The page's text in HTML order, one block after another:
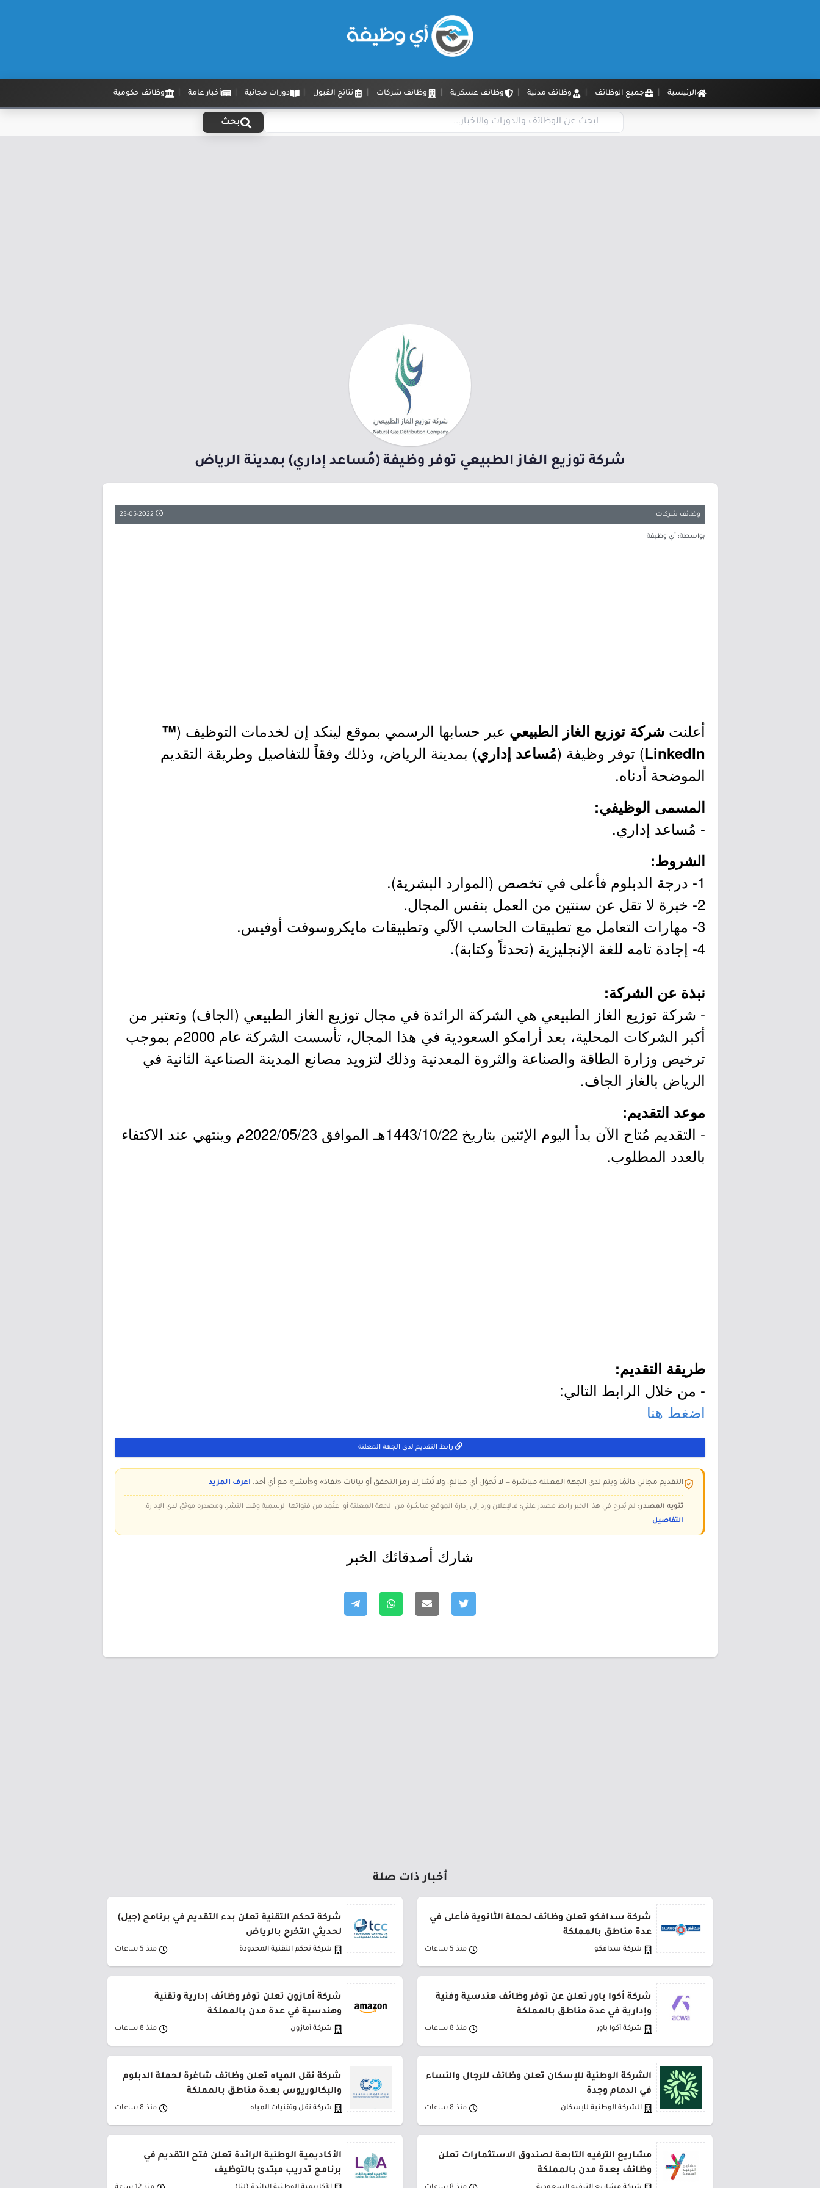
الرئيسية جميع الوظائف وظائف مدنية وظائف عسكرية وظائف شركات نتائج القبول دورات مجانية أخبار عامة وظائف حكومية
بحث
شركة توزيع الغاز الطبيعي توفر وظيفة (مُساعد إداري) بمدينة الرياض
وظائف شركات
بواسطة: أي وظيفة
أعلنت شركة توزيع الغاز الطبيعي عبر حسابها الرسمي بموقع لينكد إن لخدمات التوظيف (™
LinkedIn) توفر وظيفة (مُساعد إداري) بمدينة الرياض، وذلك وفقاً للتفاصيل وطريقة التقديم
الموضحة أدناه.
المسمى الوظيفي:
- مُساعد إداري.
الشروط:
1- درجة الدبلوم فأعلى في تخصص (الموارد البشرية).
2- خبرة لا تقل عن سنتين من العمل بنفس المجال.
3- مهارات التعامل مع تطبيقات الحاسب الآلي وتطبيقات مايكروسوفت أوفيس.
4- إجادة تامه للغة الإنجليزية (تحدثاً وكتابة).
نبذة عن الشركة:
- شركة توزيع الغاز الطبيعي هي الشركة الرائدة في مجال توزيع الغاز الطبيعي (الجاف) وتعتبر من
أكبر الشركات المحلية، بعد أرامكو السعودية في هذا المجال، تأسست الشركة عام 2000م بموجب
ترخيص وزارة الطاقة والصناعة والثروة المعدنية وذلك لتزويد مصانع المدينة الصناعية الثانية في
الرياض بالغاز الجاف.
موعد التقديم:
- التقديم مُتاح الآن بدأ اليوم الإثنين بتاريخ 1443/10/22هـ الموافق 2022/05/23م وينتهي عند الاكتفاء
بالعدد المطلوب.
طريقة التقديم:
- من خلال الرابط التالي:
اضغط هنا
رابط التقديم لدى الجهة المعلنة
التقديم مجاني دائمًا ويتم لدى الجهة المعلنة مباشرة — لا تُحوّل أي مبالغ، ولا تُشارك رمز التحقق أو بيانات «نفاذ» و«أبشر» مع أي أحد. اعرف المزيد
تنويه المصدر: لم يُدرج في هذا الخبر رابط مصدر علني؛ فالإعلان ورد إلى إدارة الموقع مباشرة من الجهة المعلنة أو اعتُمد من قنواتها الرسمية وقت النشر، ومصدره موثق لدى الإدارة.
التفاصيل
شارك أصدقائك الخبر
أخبار ذات صلة
شركة سدافكو تعلن وظائف لحملة الثانوية فأعلى في
عدة مناطق بالمملكة
شركة سدافكو منذ 5 ساعات
شركة تحكم التقنية تعلن بدء التقديم في برنامج (جيل)
لحديثي التخرج بالرياض
شركة تحكم التقنية المحدودة منذ 5 ساعات
شركة أكوا باور تعلن عن توفر وظائف هندسية وفنية
وإدارية في عدة مناطق بالمملكة
شركة أكوا باور منذ 8 ساعات
شركة أمازون تعلن توفر وظائف إدارية وتقنية
وهندسية في عدة مدن بالمملكة
شركة أمازون منذ 8 ساعات
الشركة الوطنية للإسكان تعلن وظائف للرجال والنساء
في الدمام وجدة
الشركة الوطنية للإسكان منذ 8 ساعات
شركة نقل المياه تعلن وظائف شاغرة لحملة الدبلوم
والبكالوريوس بعدة مناطق بالمملكة
شركة نقل وتقنيات المياه منذ 8 ساعات
مشاريع الترفيه التابعة لصندوق الاستثمارات تعلن
وظائف بعدة مدن بالمملكة
الأكاديمية الوطنية الرائدة تعلن فتح التقديم في
برنامج تدريب مبتدئ بالتوظيف